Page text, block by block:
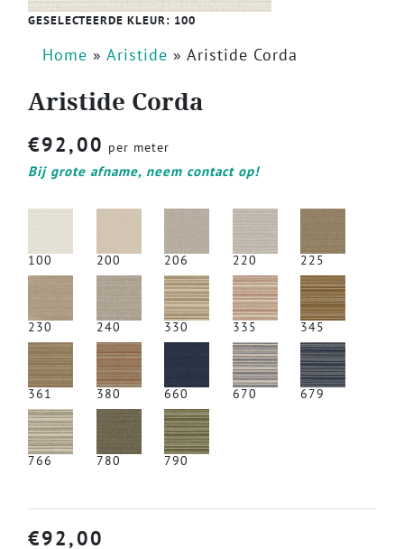
GESELECTEERDE KLEUR: 100
Home » Aristide » Aristide Corda
Aristide Corda
€92,00 per meter
Bij grote afname, neem contact op!
100 200 206 220 225
230 240 330 335 345
361 380 660 670 679
766 780 790
€92,00